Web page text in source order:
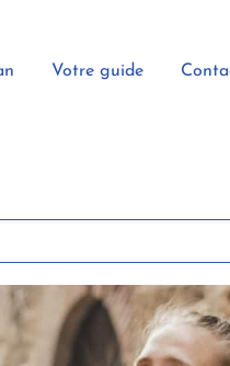
Votre guide